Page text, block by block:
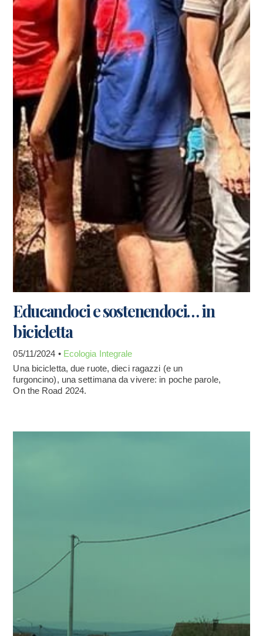
Educandoci e sostenendoci… in
bicicletta
05/11/2024 • Ecologia Integrale
Una bicicletta, due ruote, dieci ragazzi (e un
furgoncino), una settimana da vivere: in poche parole,
On the Road 2024.